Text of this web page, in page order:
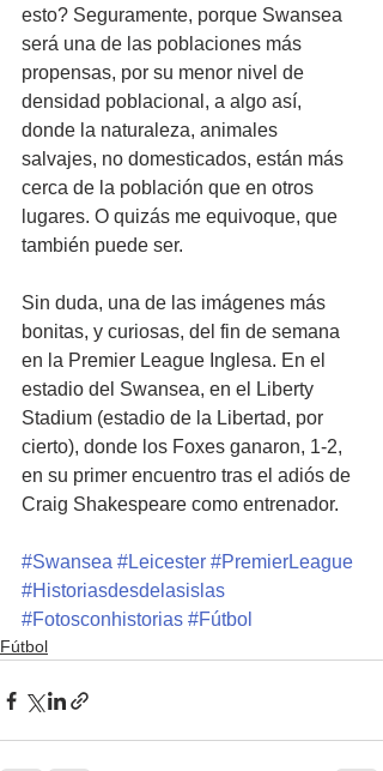
esto? Seguramente, porque Swansea
será una de las poblaciones más
propensas, por su menor nivel de
densidad poblacional, a algo así,
donde la naturaleza, animales
salvajes, no domesticados, están más
cerca de la población que en otros
lugares. O quizás me equivoque, que
también puede ser.
Sin duda, una de las imágenes más
bonitas, y curiosas, del fin de semana
en la Premier League Inglesa. En el
estadio del Swansea, en el Liberty
Stadium (estadio de la Libertad, por
cierto), donde los Foxes ganaron, 1-2,
en su primer encuentro tras el adiós de
Craig Shakespeare como entrenador.
#Swansea #Leicester #PremierLeague
#Historiasdesdelasislas
#Fotosconhistorias #Fútbol
Fútbol